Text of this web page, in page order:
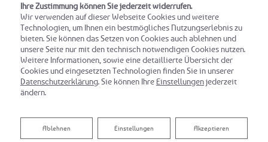
Hygienisch, komfortabel und sicher:
Trinkwasserhygiene
Ob als Durstlöscher, zur Essenszubereitung oder im Bad –
Nummer eins. Im Schnitt verbraucht jeder Bundesbürger
täglich etwa 130 Liter. Stellen Sie sich nun eine
Ihre Zustimmung können Sie jederzeit widerrufen.
Wir verwenden auf dieser Webseite Cookies und weitere
Technologien, um Ihnen ein bestmögliches Nutzungserlebnis zu
bieten. Sie können das Setzen von Cookies auch ablehnen und
unsere Seite nur mit den technisch notwendigen Cookies nutzen.
Weitere Informationen, sowie eine detaillierte Übersicht der
Cookies und eingesetzten Technologien finden Sie in unserer
Datenschutzerklärung. Sie können Ihre Einstellungenjederzeit
ändern.
Akzeptieren
Einstellungen
Ablehnen
Ablehnen